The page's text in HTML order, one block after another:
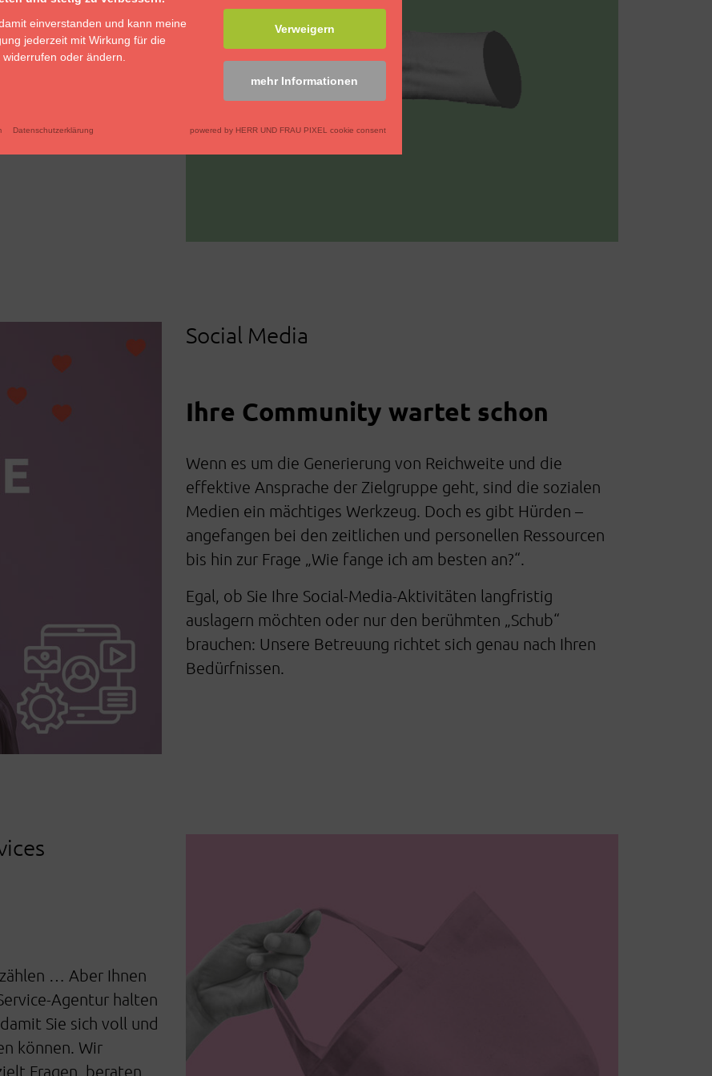
Kommunikation.
Responsive Web
Foto, Video – alles
mit bewährten
teilen.
Social Media
Ihre Community wartet schon
Wenn es um die Generierung von Reichweite und die
effektive Ansprache der Zielgruppe geht, sind die sozialen
Medien ein mächtiges Werkzeug. Doch es gibt Hürden –
angefangen bei den zeitlichen und personellen Ressourcen
bis hin zur Frage „Wie fange ich am besten an?“.
Egal, ob Sie Ihre Social-Media-Aktivitäten langfristig
auslagern möchten oder nur den berühmten „Schub“
brauchen: Unsere Betreuung richtet sich genau nach Ihren
Bedürfnissen.
… Aber Ihnen
Agentur halten
Sie sich voll und
können. Wir
Fragen, beraten
einverstanden und kann meine
jederzeit mit Wirkung für die
oder ändern.
Verweigern
mehr Informationen
Datenschutzerklärung powered by HERR UND FRAU PIXEL cookie consent